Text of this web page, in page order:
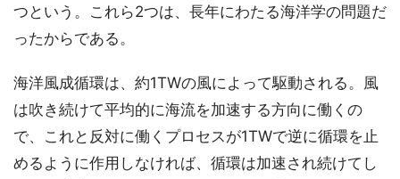
つという。これら2つは、長年にわたる海洋学の問題だ
ったからである。
海洋風成循環は、約1TWの風によって駆動される。風
は吹き続けて平均的に海流を加速する方向に働くの
で、これと反対に働くプロセスが1TWで逆に循環を止
めるように作用しなければ、循環は加速され続けてし